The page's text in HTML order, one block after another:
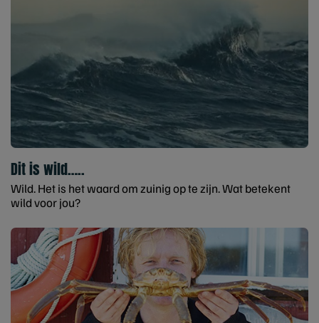
Dit is wild…..
Wild. Het is het waard om zuinig op te zijn. Wat betekent
wild voor jou?